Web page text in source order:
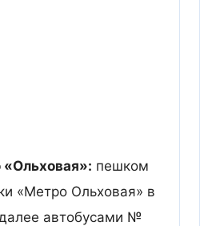
«Ольховая»: пешком
«Метро Ольховая» в
автобусами №